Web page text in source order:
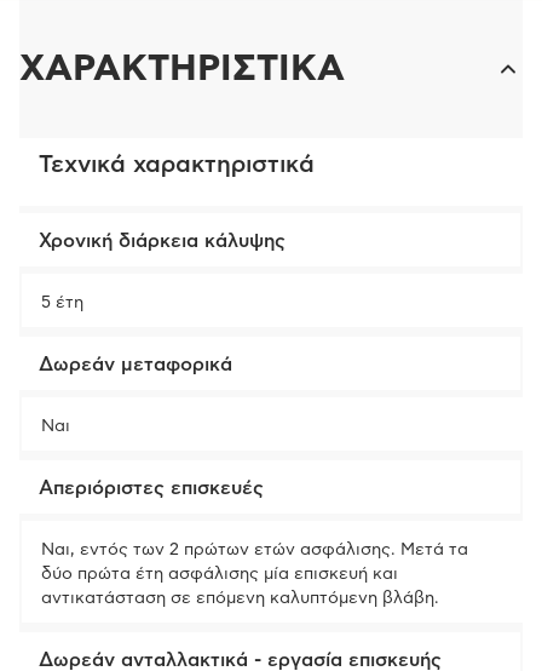
ΧΑΡΑΚΤΗΡΙΣΤΙΚΑ
Τεχνικά χαρακτηριστικά
Χρονική διάρκεια κάλυψης
5 έτη
Δωρεάν μεταφορικά
Ναι
Απεριόριστες επισκευές
Ναι, εντός των 2 πρώτων ετών ασφάλισης. Μετά τα
δύο πρώτα έτη ασφάλισης μία επισκευή και
αντικατάσταση σε επόμενη καλυπτόμενη βλάβη.
Δωρεάν ανταλλακτικά - εργασία επισκευής